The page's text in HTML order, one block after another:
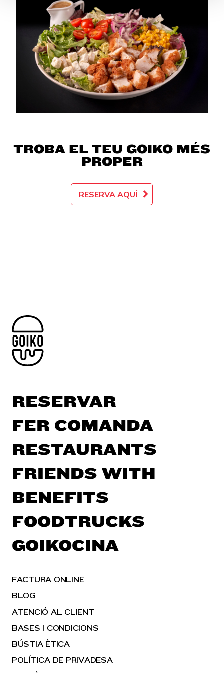
TROBA EL TEU GOIKO MÉS
PROPER
RESERVA AQUÍ
RESERVAR
FER COMANDA
RESTAURANTS
FRIENDS WITH
BENEFITS
FOODTRUCKS
GOIKOCINA
FACTURA ONLINE
BLOG
ATENCIÓ AL CLIENT
BASES I CONDICIONS
BÚSTIA ÈTICA
POLÍTICA DE PRIVADESA